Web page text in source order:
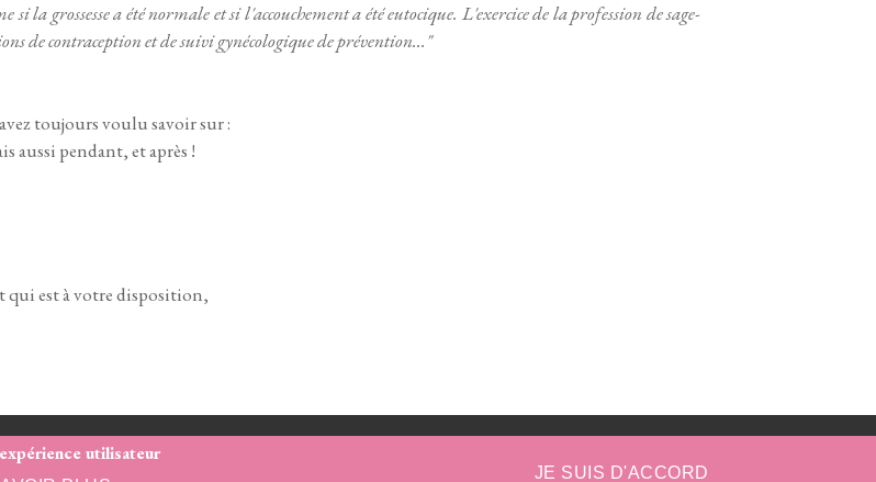
la grossesse a été normale et si l'accouchement a été eutocique. L'exercice de la profession de sage-
de contraception et de suivi gynécologique de prévention..."
toujours voulu savoir sur :
aussi pendant, et après !
qui est à votre disposition,
utilisateur
JE SUIS D'ACCORD